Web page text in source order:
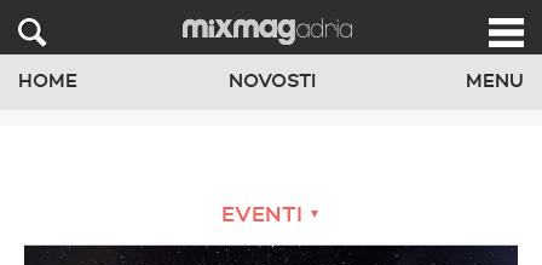
HOME NOVOSTI MENU
EVENTI ▼